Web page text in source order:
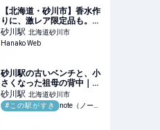
【北海道・砂川市】香水作
りに、激レア限定品も。わ
ざわざ行きたい〈SHIRO〉
の工場見学
砂川駅 北海道砂川市
Hanako Web
砂川駅の古いベンチと、小
さくなった祖母の背中｜知
恵蔵
砂川駅 北海道砂川市
#この駅がすき
note（ノート）